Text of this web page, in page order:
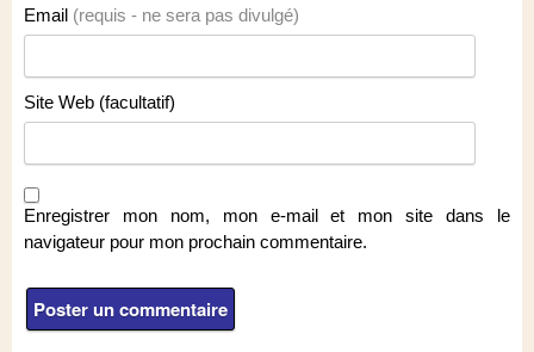
Email (requis - ne sera pas divulgé)
Site Web (facultatif)
Enregistrer mon nom, mon e-mail et mon site dans le
navigateur pour mon prochain commentaire.